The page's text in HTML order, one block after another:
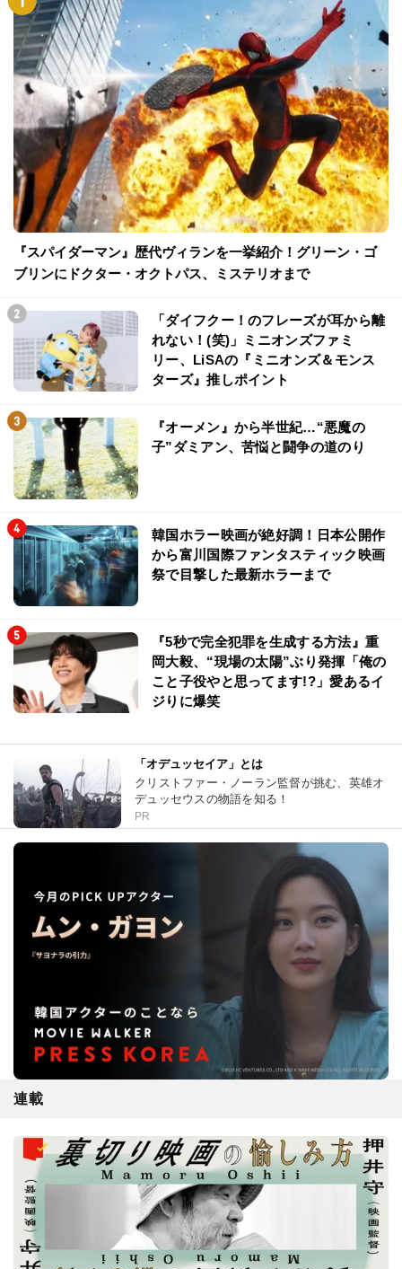
『スパイダーマン』歴代ヴィランを一挙紹介！グリーン・ゴ
ブリンにドクター・オクトパス、ミステリオまで
「ダイフクー！のフレーズが耳から離
れない！(笑)」ミニオンズファミ
リー、LiSAの『ミニオンズ＆モンス
ターズ』推しポイント
『オーメン』から半世紀…“悪魔の
子”ダミアン、苦悩と闘争の道のり
韓国ホラー映画が絶好調！日本公開作
から富川国際ファンタスティック映画
祭で目撃した最新ホラーまで
『5秒で完全犯罪を生成する方法』重
岡大毅、“現場の太陽”ぶり発揮「俺の
こと子役やと思ってます!?」愛あるイ
ジりに爆笑
「オデュッセイア」とは
クリストファー・ノーラン監督が挑む、英雄オ
デュッセウスの物語を知る！
PR
連載